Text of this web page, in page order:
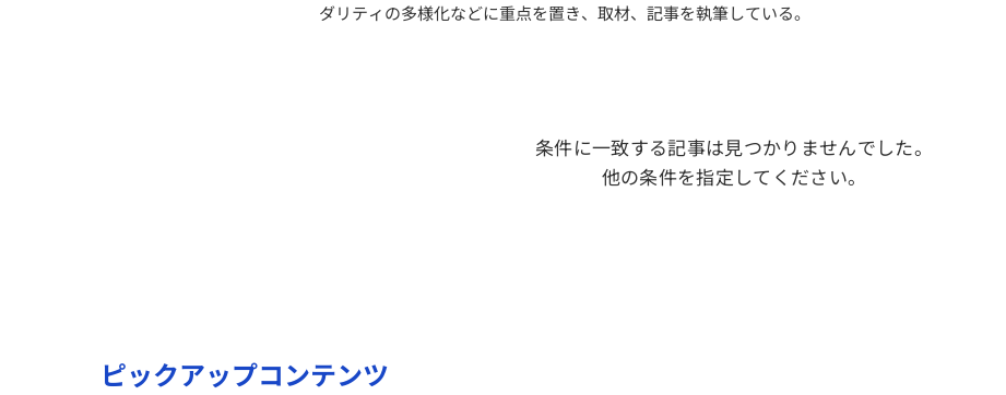
ダリティの多様化などに重点を置き、取材、記事を執筆している。
条件に一致する記事は見つかりませんでした。
他の条件を指定してください。
ピックアップコンテンツ